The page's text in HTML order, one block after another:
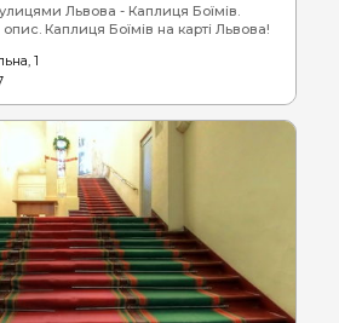
Львова - Каплиця Боїмів.
опис. Каплиця Боїмів на карті Львова!
1